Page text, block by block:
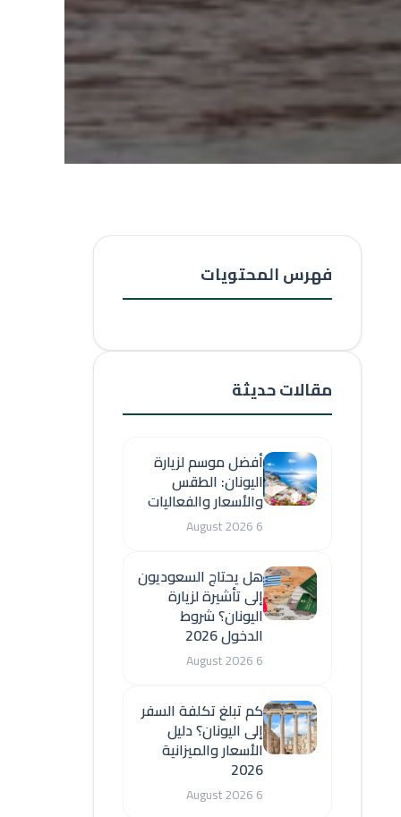
فهرس المحتويات
مقالات حديثة
أفضل موسم لزيارة
اليونان: الطقس
والأسعار والفعاليات
6 August 2026
هل يحتاج السعوديون
إلى تأشيرة لزيارة
اليونان؟ شروط
الدخول 2026
6 August 2026
كم تبلغ تكلفة السفر
إلى اليونان؟ دليل
الأسعار والميزانية
2026
6 August 2026